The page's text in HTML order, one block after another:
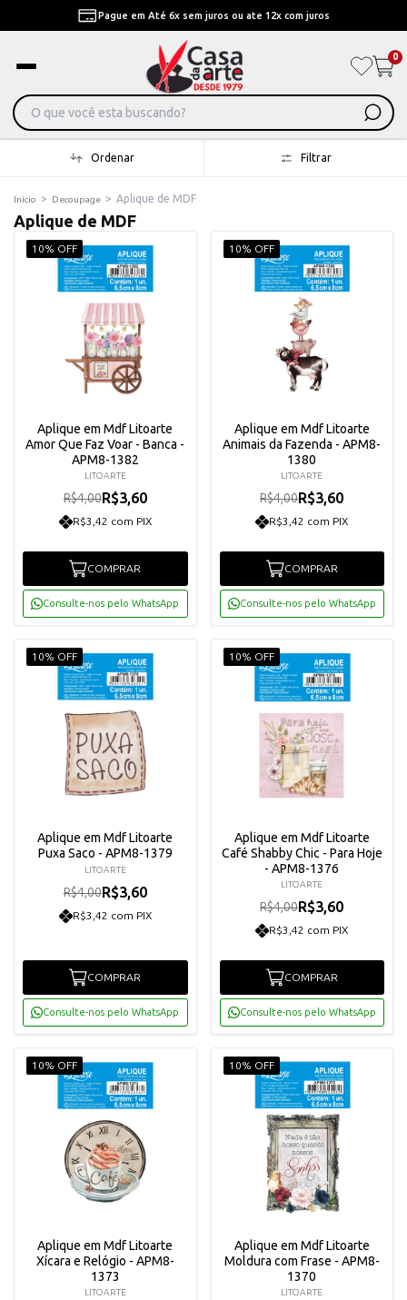
Pague em Até 6x sem juros ou ate 12x com juros
0
Ordenar Filtrar
Início > Decoupage > Aplique de MDF
Aplique de MDF
10% OFF
Aplique em Mdf Litoarte
Amor Que Faz Voar - Banca -
APM8-1382
LITOARTE
R$4,00R$3,60
R$3,42 com PIX
COMPRAR
Consulte-nos pelo WhatsApp
10% OFF
Aplique em Mdf Litoarte
Animais da Fazenda - APM8-
1380
LITOARTE
R$4,00R$3,60
R$3,42 com PIX
COMPRAR
Consulte-nos pelo WhatsApp
10% OFF
Aplique em Mdf Litoarte
Puxa Saco - APM8-1379
LITOARTE
R$4,00R$3,60
R$3,42 com PIX
COMPRAR
Consulte-nos pelo WhatsApp
10% OFF
Aplique em Mdf Litoarte
Café Shabby Chic - Para Hoje
- APM8-1376
LITOARTE
R$4,00R$3,60
R$3,42 com PIX
COMPRAR
Consulte-nos pelo WhatsApp
10% OFF
Aplique em Mdf Litoarte
Xícara e Relógio - APM8-
1373
LITOARTE
10% OFF
Aplique em Mdf Litoarte
Moldura com Frase - APM8-
1370
LITOARTE